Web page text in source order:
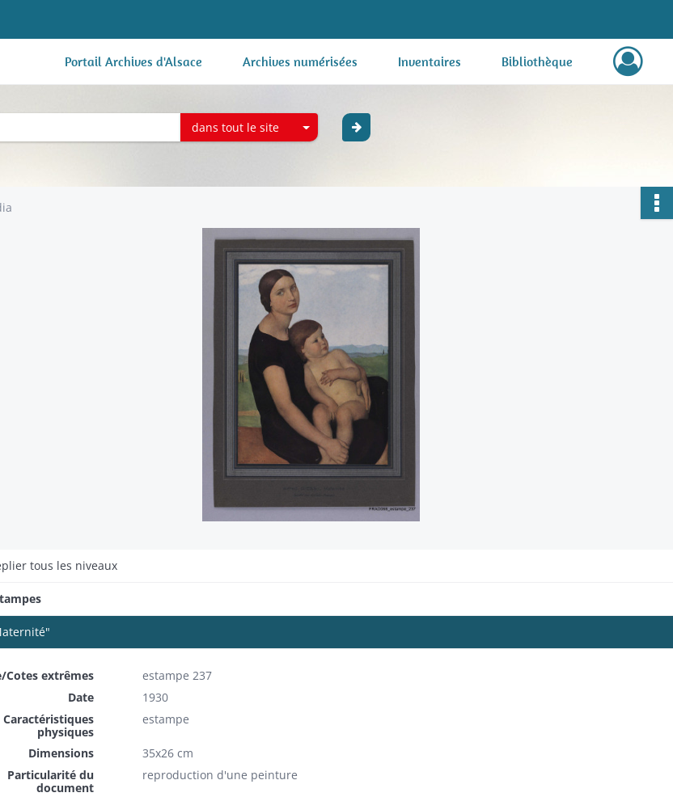
Portail Archives d'Alsace Archives numérisées Inventaires Bibliothèque
dans tout le site
tous les niveaux
Cotes extrêmes
estampe 237
Date
1930
Caractéristiques
physiques
estampe
Dimensions
35x26 cm
Particularité du
document
reproduction d'une peinture